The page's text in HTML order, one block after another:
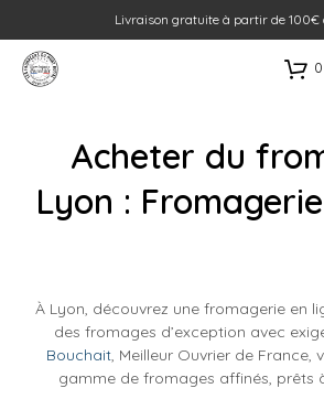
Livraison gratuite à partir de 100€
0
Acheter du
Lyon :
À Lyon, découvrez une fromagerie en
des fromages d’exception avec
Bouchait, Meilleur Ouvrier de France,
gamme de fromages affinés, prêts